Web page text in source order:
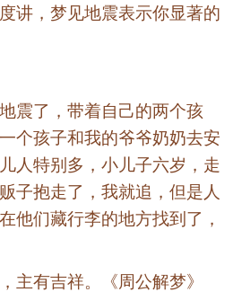
讲，梦见地震表示你显著的
震了，带着自己的两个孩
个孩子和我的爷爷奶奶去安
人特别多，小儿子六岁，走
子抱走了，我就追，但是人
他们藏行李的地方找到了，
主有吉祥。《周公解梦》